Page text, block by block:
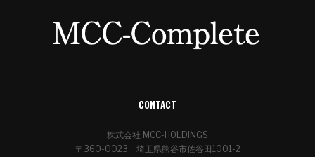
CONTACT
株式会社 MCC-HOLDINGS
〒360-0023 埼玉県熊谷市佐谷田1001-2